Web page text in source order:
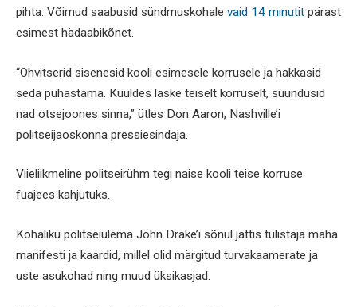
pihta. Võimud saabusid sündmuskohale vaid 14 minutit pärast
esimest hädaabikõnet.
“Ohvitserid sisenesid kooli esimesele korrusele ja hakkasid
seda puhastama. Kuuldes laske teiselt korruselt, suundusid
nad otsejoones sinna,” ütles Don Aaron, Nashville’i
politseijaoskonna pressiesindaja.
Viieliikmeline politseirühm tegi naise kooli teise korruse
fuajees kahjutuks.
Kohaliku politseiülema John Drake’i sõnul jättis tulistaja maha
manifesti ja kaardid, millel olid märgitud turvakaamerate ja
uste asukohad ning muud üksikasjad.